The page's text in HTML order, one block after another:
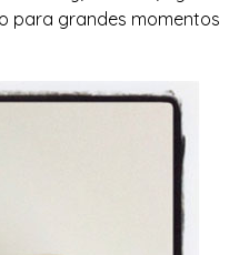
para grandes momentos